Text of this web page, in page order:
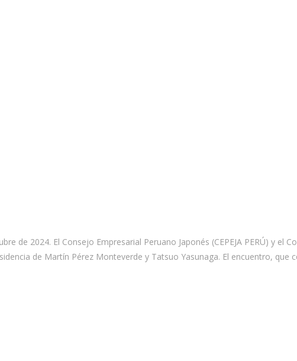
de 2024. El Consejo Empresarial Peruano Japonés (CEPEJA PERÚ) y el
de Martín Pérez Monteverde y Tatsuo Yasunaga. El encuentro,